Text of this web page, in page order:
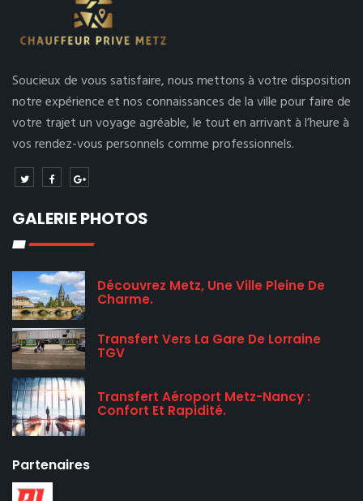
Soucieux de vous satisfaire, nous mettons à votre disposition
notre expérience et nos connaissances de la ville pour faire de
votre trajet un voyage agréable, le tout en arrivant à l’heure à
vos rendez-vous personnels comme professionnels.
GALERIE PHOTOS
Découvrez Metz, Une Ville Pleine De
Charme.
Transfert Vers La Gare De Lorraine
TGV
Transfert Aéroport Metz-Nancy :
Confort Et Rapidité.
Partenaires